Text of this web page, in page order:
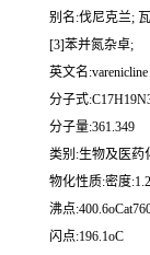
别名:伐尼克兰;
[3]苯并氮杂卓;
英文名:varenicline
分子式
分子量:361.349
类别:生物及医药
物化性质:密度
沸点
闪点:196.1oC